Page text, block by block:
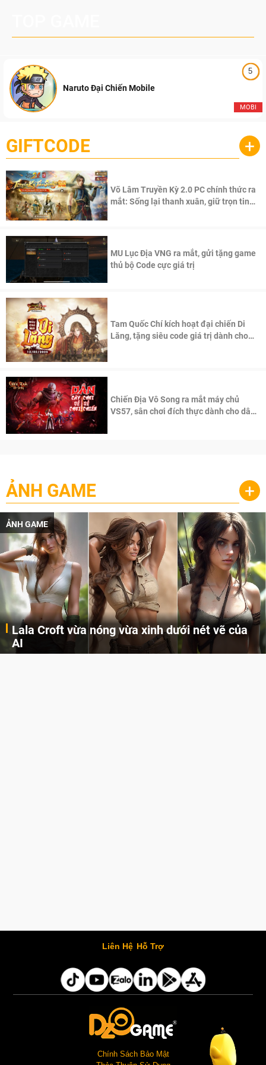
5
MOBI
Naruto Đại Chiến Mobile
GIFTCODE +
Võ Lâm Truyền Kỳ 2.0 PC chính thức ra
mắt: Sống lại thanh xuân, giữ trọn tinh
MU Lục Địa VNG ra mắt, gửi tặng game
thủ bộ Code cực giá trị
Tam Quốc Chí kích hoạt đại chiến Di
Lăng, tặng siêu code giá trị dành cho
Chiến Địa Vô Song ra mắt máy chủ
VS57, sân chơi đích thực dành cho dân
ẢNH GAME +
ẢNH GAME
Lala Croft vừa nóng vừa xinh dưới nét vẽ của
AI
Liên Hệ Hỗ Trợ
Chính Sách Bảo Mật